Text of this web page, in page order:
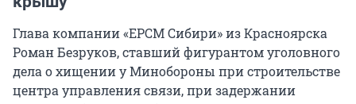
Глава компании «ЕРСМ Сибири» из Красноярска
Роман Безруков, ставший фигурантом уголовного
дела о хищении у Минобороны при строительстве
центра управления связи, при задержании